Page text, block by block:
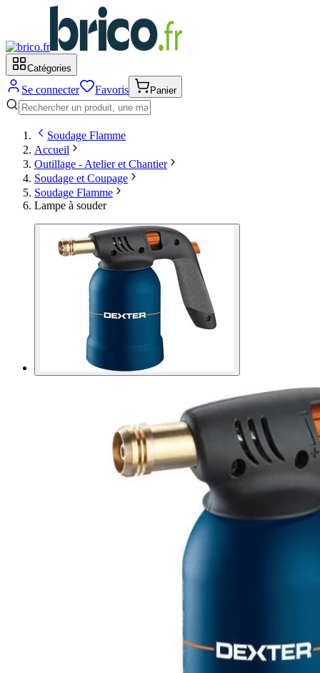
Catégories
Se connecter Favoris Panier
Soudage Flamme
Accueil
Outillage - Atelier et Chantier
Soudage et Coupage
Soudage Flamme
Lampe à souder